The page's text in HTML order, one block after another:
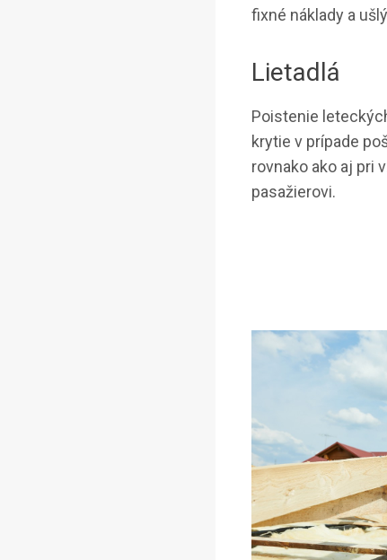
fixné náklady a
Lietadlá
Poistenie
krytie v prípade
rovnako ako aj pri
pasažierovi.